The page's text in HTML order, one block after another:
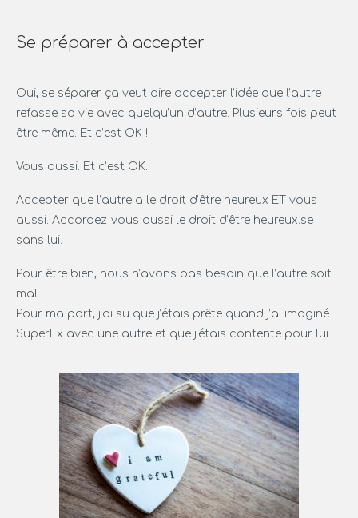
Se préparer à accepter
Oui, se séparer ça veut dire accepter l’idée que l’autre
refasse sa vie avec quelqu’un d’autre. Plusieurs fois peut-
être même. Et c’est OK !
Vous aussi. Et c’est OK.
Accepter que l’autre a le droit d’être heureux ET vous
aussi. Accordez-vous aussi le droit d’être heureux.se
sans lui.
Pour être bien, nous n’avons pas besoin que l’autre soit
mal.
Pour ma part, j’ai su que j’étais prête quand j’ai imaginé
SuperEx avec une autre et que j’étais contente pour lui.